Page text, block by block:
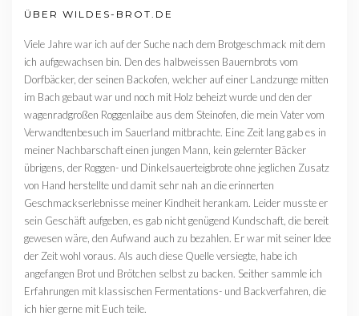
ÜBER WILDES-BROT.DE
Viele Jahre war ich auf der Suche nach dem Brotgeschmack mit dem
ich aufgewachsen bin. Den des halbweissen Bauernbrots vom
Dorfbäcker, der seinen Backofen, welcher auf einer Landzunge mitten
im Bach gebaut war und noch mit Holz beheizt wurde und den der
wagenradgroßen Roggenlaibe aus dem Steinofen, die mein Vater vom
Verwandtenbesuch im Sauerland mitbrachte. Eine Zeit lang gab es in
meiner Nachbarschaft einen jungen Mann, kein gelernter Bäcker
übrigens, der Roggen- und Dinkelsauerteigbrote ohne jeglichen Zusatz
von Hand herstellte und damit sehr nah an die erinnerten
Geschmackserlebnisse meiner Kindheit herankam. Leider musste er
sein Geschäft aufgeben, es gab nicht genügend Kundschaft, die bereit
gewesen wäre, den Aufwand auch zu bezahlen. Er war mit seiner Idee
der Zeit wohl voraus. Als auch diese Quelle versiegte, habe ich
angefangen Brot und Brötchen selbst zu backen. Seither sammle ich
Erfahrungen mit klassischen Fermentations- und Backverfahren, die
ich hier gerne mit Euch teile.